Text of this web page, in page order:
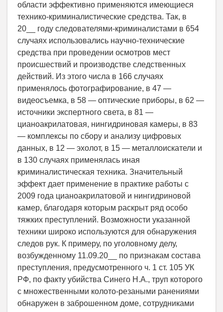
области эффективно применяются имеющиеся
технико-криминалистические средства. Так, в
20__ году следователями-криминалистами в 654
случаях использовались научно-технические
средства при проведении осмотров мест
происшествий и производстве следственных
действий. Из этого числа в 166 случаях
применялось фотографирование, в 47 —
видеосъемка, в 58 — оптические приборы, в 62 —
источники экспертного света, в 81 —
цианоакрилатовая, нингидриновая камеры, в 83
— комплексы по сбору и анализу цифровых
данных, в 12 — эхолот, в 15 — металлоискатели и
в 130 случаях применялась иная
криминалистическая техника. Значительный
эффект дает применение в практике работы с
2009 года цианоакрилатовой и нингидриновой
камер, благодаря которым раскрыт ряд особо
тяжких преступлений. Возможности указанной
техники широко используются для обнаружения
следов рук. К примеру, по уголовному делу,
возбужденному 11.09.20__ по признакам состава
преступления, предусмотренного ч. 1 ст. 105 УК
РФ, по факту убийства Синего Н.А., труп которого
с множественными колото-резаными ранениями
обнаружен в заброшенном доме, сотрудниками